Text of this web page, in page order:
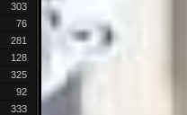
303
76
281
128
325
92
333